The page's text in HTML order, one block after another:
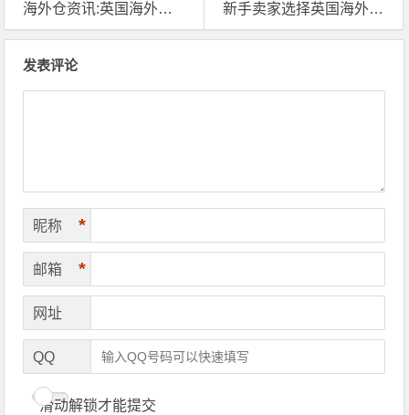
海外仓资讯:英国海外仓发毛绒玩具需要什么
新手卖家选择英国海外仓需要注意什么？
发表评论
昵称 *
邮箱 *
网址
QQ
滑动解锁才能提交